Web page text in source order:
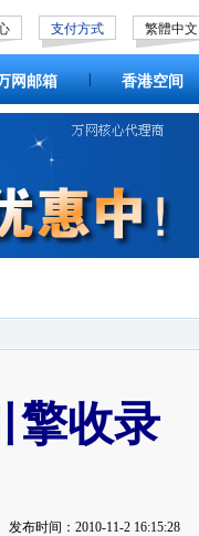
支付方式 繁體中文
网邮箱 香港空间
擎收录
布时间：2010-11-2 16:15:28